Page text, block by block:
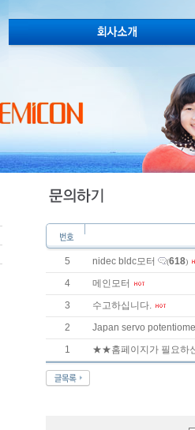
5 nidec bldc모터 (618)
4
메인모터
3
수고하십니다.
2
Japan servo
1
★★홈페이지가 필요하